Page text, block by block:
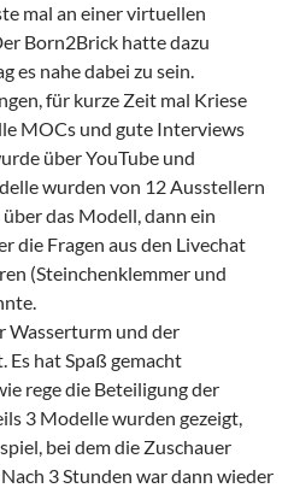
mal an einer virtuellen
Born2Brick hatte dazu
es nahe dabei zu sein.
für kurze Zeit mal Kriese
MOCs und gute Interviews
über YouTube und
wurden von 12 Ausstellern
das Modell, dann ein
die Fragen aus den Livechat
(Steinchenklemmer und
Wasserturm und der
Es hat Spaß gemacht
rege die Beteiligung der
3 Modelle wurden gezeigt,
bei dem die Zuschauer
3 Stunden war dann wieder